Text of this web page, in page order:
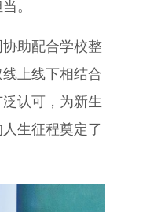
。
助配合学校整
上线下相结合
认可，为新生
生征程奠定了